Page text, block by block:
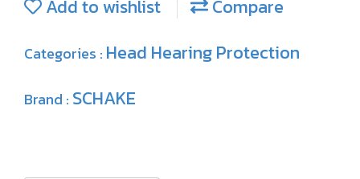
Add to wishlist Compare
Categories : Head Hearing Protection
Brand : SCHAKE